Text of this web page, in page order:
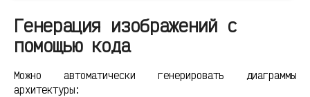
Генерация изображений с
помощью кода
Можно автоматически генерировать диаграммы
архитектуры: